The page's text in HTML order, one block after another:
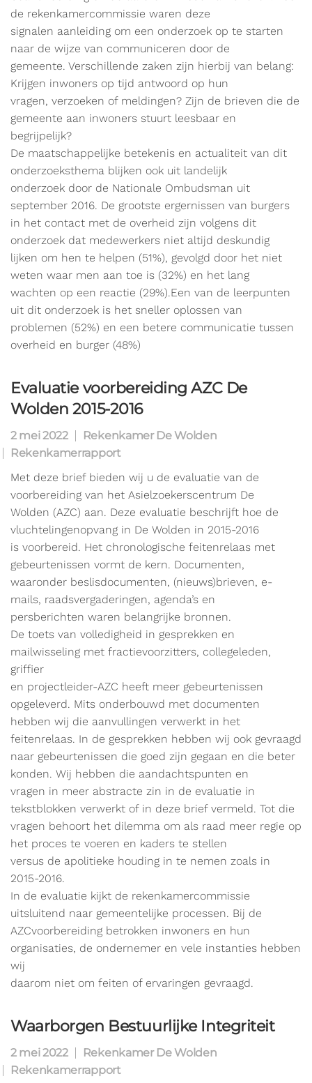
de rekenkamercommissie waren deze
signalen aanleiding om een onderzoek op te starten
naar de wijze van communiceren door de
gemeente. Verschillende zaken zijn hierbij van belang:
Krijgen inwoners op tijd antwoord op hun
vragen, verzoeken of meldingen? Zijn de brieven die de
gemeente aan inwoners stuurt leesbaar en
begrijpelijk?
De maatschappelijke betekenis en actualiteit van dit
onderzoeksthema blijken ook uit landelijk
onderzoek door de Nationale Ombudsman uit
september 2016. De grootste ergernissen van burgers
in het contact met de overheid zijn volgens dit
onderzoek dat medewerkers niet altijd deskundig
lijken om hen te helpen (51%), gevolgd door het niet
weten waar men aan toe is (32%) en het lang
wachten op een reactie (29%).Een van de leerpunten
uit dit onderzoek is het sneller oplossen van
problemen (52%) en een betere communicatie tussen
overheid en burger (48%)
Evaluatie voorbereiding AZC De
Wolden 2015-2016
2 mei 2022
Rekenkamer De Wolden
Rekenkamerrapport
Met deze brief bieden wij u de evaluatie van de
voorbereiding van het Asielzoekerscentrum De
Wolden (AZC) aan. Deze evaluatie beschrijft hoe de
vluchtelingenopvang in De Wolden in 2015-2016
is voorbereid. Het chronologische feitenrelaas met
gebeurtenissen vormt de kern. Documenten,
waaronder beslisdocumenten, (nieuws)brieven, e-
mails, raadsvergaderingen, agenda’s en
persberichten waren belangrijke bronnen.
De toets van volledigheid in gesprekken en
mailwisseling met fractievoorzitters, collegeleden,
griffier
en projectleider-AZC heeft meer gebeurtenissen
opgeleverd. Mits onderbouwd met documenten
hebben wij die aanvullingen verwerkt in het
feitenrelaas. In de gesprekken hebben wij ook gevraagd
naar gebeurtenissen die goed zijn gegaan en die beter
konden. Wij hebben die aandachtspunten en
vragen in meer abstracte zin in de evaluatie in
tekstblokken verwerkt of in deze brief vermeld. Tot die
vragen behoort het dilemma om als raad meer regie op
het proces te voeren en kaders te stellen
versus de apolitieke houding in te nemen zoals in
2015-2016.
In de evaluatie kijkt de rekenkamercommissie
uitsluitend naar gemeentelijke processen. Bij de
AZCvoorbereiding betrokken inwoners en hun
organisaties, de ondernemer en vele instanties hebben
wij
daarom niet om feiten of ervaringen gevraagd.
Waarborgen Bestuurlijke Integriteit
2 mei 2022
Rekenkamer De Wolden
Rekenkamerrapport